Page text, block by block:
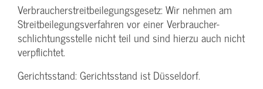
Verbraucher­streitbeilegungs­gesetz: Wir nehmen am
Streit­beilegungs­verfahren vor einer Verbraucher­
schlichtungs­stelle nicht teil und sind hierzu auch nicht
verpflichtet.
Gerichtsstand: Gerichtsstand ist Düsseldorf.